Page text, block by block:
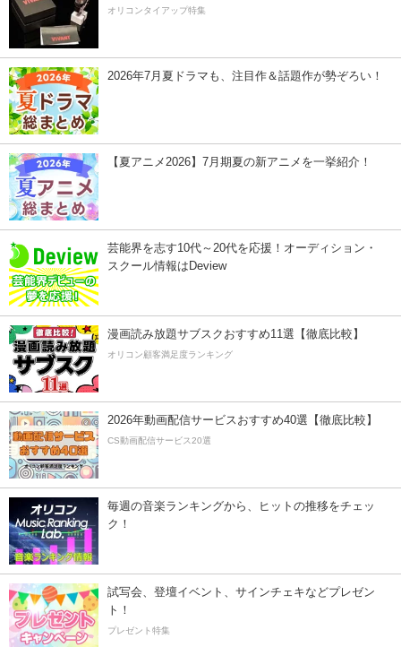
オリコンタイアップ特集
2026年7月夏ドラマも、注目作＆話題作が勢ぞろい！
【夏アニメ2026】7月期夏の新アニメを一挙紹介！
芸能界を志す10代～20代を応援！オーディション・
スクール情報はDeview
漫画読み放題サブスクおすすめ11選【徹底比較】
オリコン顧客満足度ランキング
2026年動画配信サービスおすすめ40選【徹底比較】
CS動画配信サービス20選
毎週の音楽ランキングから、ヒットの推移をチェッ
ク！
試写会、登壇イベント、サインチェキなどプレゼン
ト！
プレゼント特集